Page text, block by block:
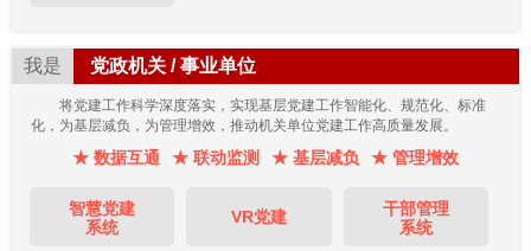
我是 党政机关 / 事业单位
将党建工作科学深度落实，实现基层党建工作智能化、规范化、标准
化，为基层减负，为管理增效，推动机关单位党建工作高质量发展。
★ 数据互通 ★ 联动监测 ★ 基层减负 ★ 管理增效
智慧党建
系统
VR党建
干部管理
系统